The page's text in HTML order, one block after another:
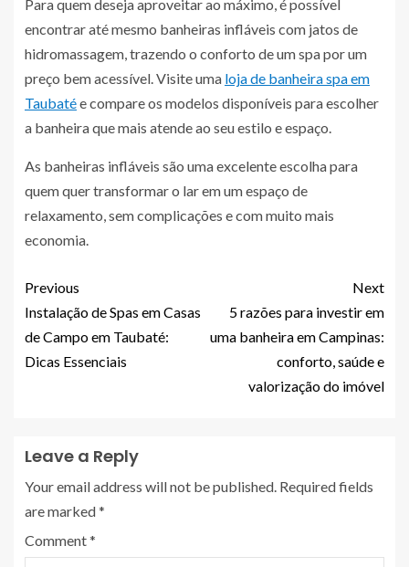
Para quem deseja aproveitar ao máximo, é possível
encontrar até mesmo banheiras infláveis com jatos de
hidromassagem, trazendo o conforto de um spa por um
preço bem acessível. Visite uma loja de banheira spa em
Taubatée compare os modelos disponíveis para escolher
a banheira que mais atende ao seu estilo e espaço.
As banheiras infláveis são uma excelente escolha para
quem quer transformar o lar em um espaço de
relaxamento, sem complicações e com muito mais
economia.
Previous
Instalação de Spas em Casas
de Campo em Taubaté:
Dicas Essenciais
Next
5 razões para investir em
uma banheira em Campinas:
conforto, saúde e
valorização do imóvel
Leave a Reply
Your email address will not be published. Required fields
are marked*
Comment*